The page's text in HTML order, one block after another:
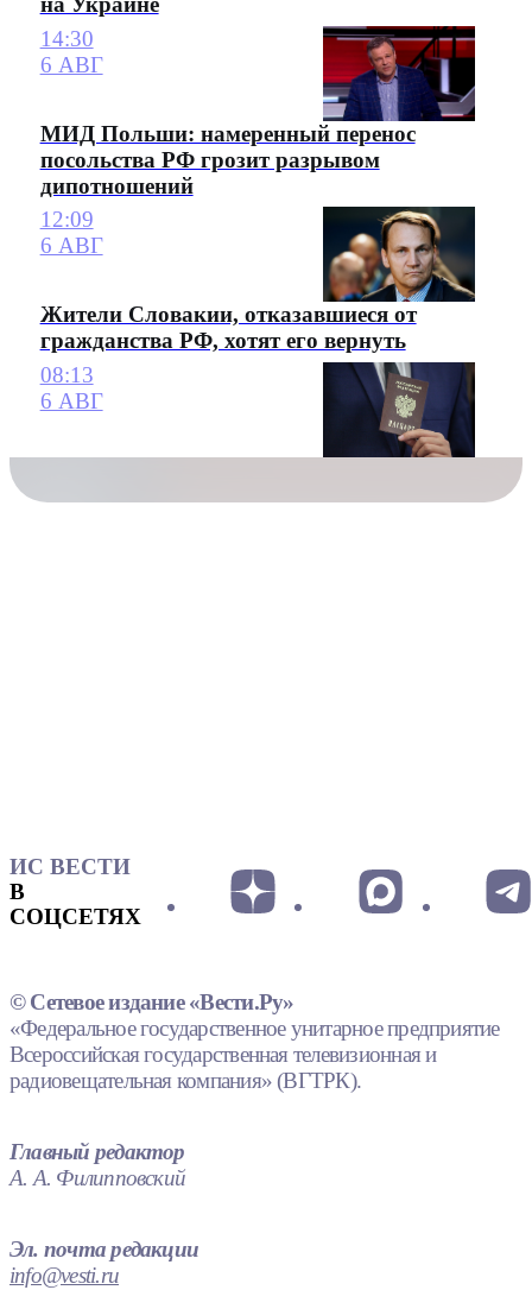
14:30
6 АВГ
МИД Польши: намеренный перенос
посольства РФ грозит разрывом
дипотношений
12:09
6 АВГ
Жители Словакии, отказавшиеся от
гражданства РФ, хотят его вернуть
08:13
6 АВГ
ИС ВЕСТИ
В
СОЦСЕТЯХ
© Сетевое издание «Вести.Ру»
«Федеральное государственное унитарное предприятие
Всероссийская государственная телевизионная и
радиовещательная компания» (ВГТРК).
Главный редактор
А. А. Филипповский
Эл. почта редакции
info@vesti.ru